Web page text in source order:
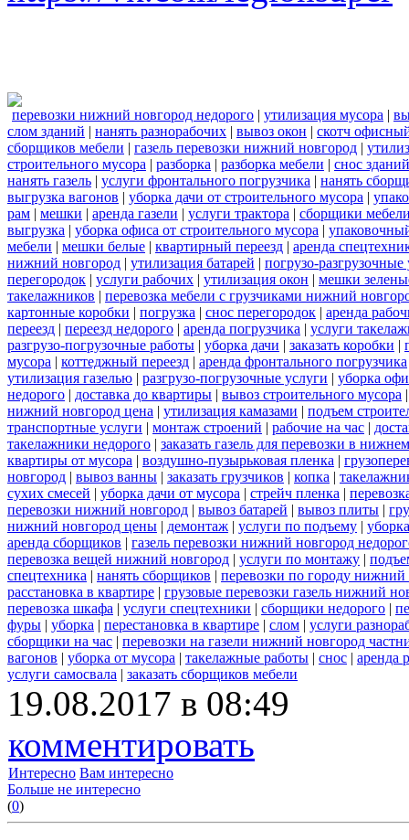
перевозки нижний новгород недорого | утилизация мусора |
слом зданий | нанять разнорабочих | вывоз окон | скотч
сборщиков мебели | газель перевозки нижний новгород |
строительного мусора | разборка | разборка мебели | снос зданий
нанять газель | услуги фронтального погрузчика | нанять
выгрузка вагонов | уборка дачи от строительного мусора |
рам | мешки | аренда газели | услуги трактора | сборщики
выгрузка | уборка офиса от строительного мусора |
мебели | мешки белые | квартирный переезд | аренда
нижний новгород | утилизация батарей | погрузо-разгрузочные
перегородок | услуги рабочих | утилизация окон | мешки
такелажников | перевозка мебели с грузчиками нижний
картонные коробки | погрузка | снос перегородок | аренда
переезд | переезд недорого | аренда погрузчика | услуги
разгрузо-погрузочные работы | уборка дачи | заказать коробки |
мусора | коттеджный переезд | аренда фронтального погрузчика
утилизация газелью | разгрузо-погрузочные услуги | уборка
недорого | доставка до квартиры | вывоз строительного мусора
нижний новгород цена | утилизация камазами | подъем
транспортные услуги | монтаж строений | рабочие на час |
такелажники недорого | заказать газель для перевозки в
квартиры от мусора | воздушно-пузырьковая пленка |
новгород | вывоз ванны | заказать грузчиков | копка |
сухих смесей | уборка дачи от мусора | стрейч пленка |
перевозки нижний новгород | вывоз батарей | вывоз плиты |
нижний новгород цены | демонтаж | услуги по подъему |
аренда сборщиков | газель перевозки нижний новгород
перевозка вещей нижний новгород | услуги по монтажу |
спецтехника | нанять сборщиков | перевозки по городу нижний
расстановка в квартире | грузовые перевозки газель нижний
перевозка шкафа | услуги спецтехники | сборщики недорого |
фуры | уборка | перестановка в квартире | слом | услуги
сборщики на час | перевозки на газели нижний новгород
вагонов | уборка от мусора | такелажные работы | снос | аренда
услуги самосвала | заказать сборщиков мебели
19.08.2017 в 08:49
комментировать
Интересно Вам интересно
Больше не интересно
(0)